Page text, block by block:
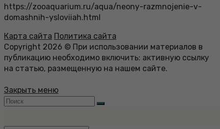
https://zooaquarium.ru/aqua/neony-razmnojenie-v-
domashnih-ysloviiah.html
Карта сайта Политика сайта
Copyright 2026 © При использовании материалов в
публикацию необходимо включить: активную ссылку
на статью, размещенную на нашем сайте.
Закрыть меню